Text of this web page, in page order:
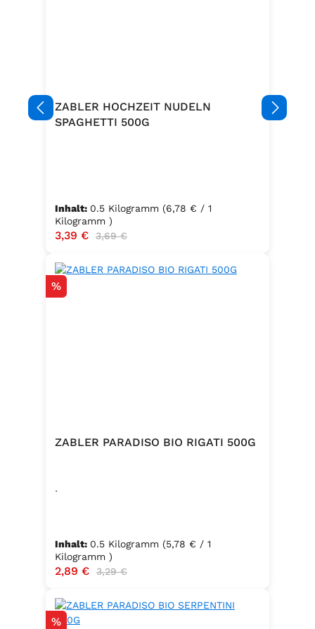
ZABLER HOCHZEIT NUDELN
SPAGHETTI 500G
Inhalt: 0.5 Kilogramm (6,78 € / 1
Kilogramm )
Verkaufspreis:
3,39 € Regulärer Preis:
3,69 €
Rabatt
%
ZABLER PARADISO BIO RIGATI 500G
.
Inhalt: 0.5 Kilogramm (5,78 € / 1
Kilogramm )
Verkaufspreis:
2,89 € Regulärer Preis:
3,29 €
Rabatt
%